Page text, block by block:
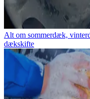
Alt om sommerdæk,
dækskifte